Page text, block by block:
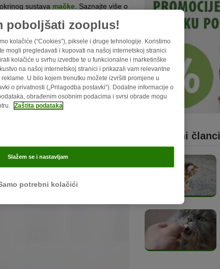
sustava mačke . Saznajte više o
Povezani članci
poboljšati zooplus!
kolačiće (“Cookies”), piksele i druge tehnologije. Koristimo
mogli pregledavati i kupovati na našoj internetskoj stranici.
kolačiće u svrhu izvedbe te u funkcionalne i marketinške
na našoj internetskoj stranici i prikazali vam relevantne
U bilo kojem trenutku možete izvršiti promjene u
o privatnosti („Prilagodba postavki“). Dodatne informacije o
obrađenim osobnim podacima i svrsi obrade mogu
Zaštita podataka
potrebni kolačići
Slažem se i nastavljam